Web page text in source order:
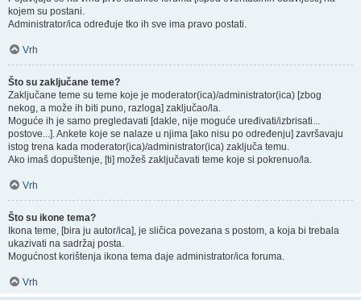
kojem su postani.
Administrator/ica određuje tko ih sve ima pravo postati.
Vrh
Što su zaključane teme?
Zaključane teme su teme koje je moderator(ica)/administrator(ica) [zbog
nekog, a može ih biti puno, razloga] zaključao/la.
Moguće ih je samo pregledavati [dakle, nije moguće uređivati/izbrisati...
postove...]. Ankete koje se nalaze u njima [ako nisu po određenju] završavaju
istog trena kada moderator(ica)/administrator(ica) zaključa temu.
Ako imaš dopuštenje, [ti] možeš zaključavati teme koje si pokrenuo/la.
Vrh
Što su ikone tema?
Ikona teme, [bira ju autor/ica], je sličica povezana s postom, a koja bi trebala
ukazivati na sadržaj posta.
Mogućnost korištenja ikona tema daje administrator/ica foruma.
Vrh